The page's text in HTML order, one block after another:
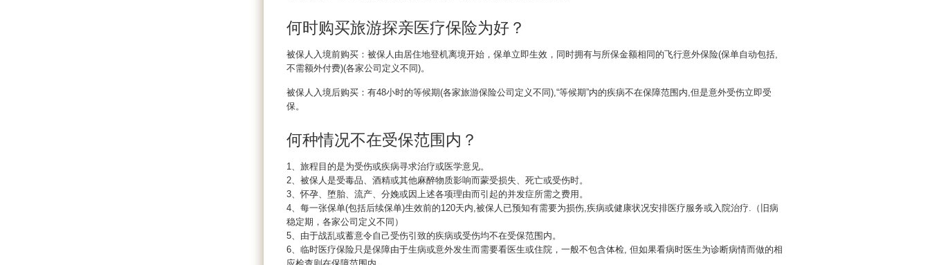
何时购买旅游探亲医疗保险为好？
被保人入境前购买：被保人由居住地登机离境开始，保单立即生效，同时拥有与所保金额相同的飞行意外保险(保单自动包括,
不需额外付费)(各家公司定义不同)。
被保人入境后购买：有48小时的等候期(各家旅游保险公司定义不同),“等候期”内的疾病不在保障范围内,但是意外受伤立即受
保。
何种情况不在受保范围内？
1、旅程目的是为受伤或疾病寻求治疗或医学意见。
2、被保人是受毒品、酒精或其他麻醉物质影响而蒙受损失、死亡或受伤时。
3、怀孕、堕胎、流产、分娩或因上述各项理由而引起的并发症所需之费用。
4、每一张保单(包括后续保单)生效前的120天内,被保人已预知有需要为损伤,疾病或健康状况安排医疗服务或入院治疗.（旧病
稳定期，各家公司定义不同）
5、由于战乱或蓄意令自己受伤引致的疾病或受伤均不在受保范围内。
6、临时医疗保险只是保障由于生病或意外发生而需要看医生或住院，一般不包含体检, 但如果看病时医生为诊断病情而做的相